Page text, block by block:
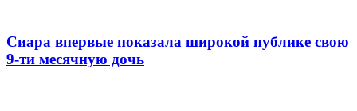
Сиара впервые показала широкой публике свою
9-ти месячную дочь